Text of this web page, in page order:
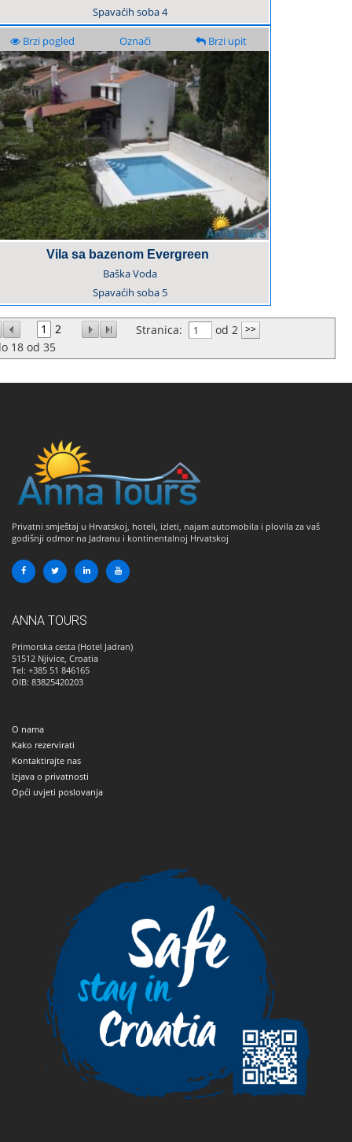
Spavaćih soba4
Brzi pogled Označi Brzi upit
Vila sa bazenom Evergreen
Baška Voda
Spavaćih soba 5
1 2 Stranica:
od 2
18 od 35
Privatni smještaj u Hrvatskoj, hoteli, izleti, najam automobila i plovila za vaš
godišnji odmor na Jadranu i kontinentalnoj Hrvatskoj
ANNA TOURS
Primorska cesta (Hotel Jadran)
51512 Njivice, Croatia
Tel: +385 51 846165
OIB: 83825420203
O nama
Kako rezervirati
Kontaktirajte nas
Izjava o privatnosti
Opći uvjeti poslovanja